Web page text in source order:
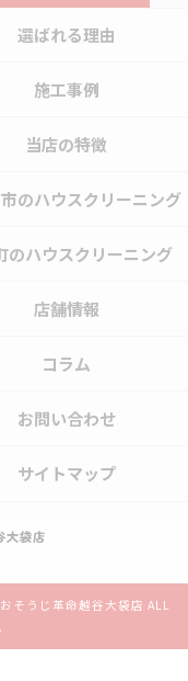
選ばれる理由
施工事例
当店の特徴
のハウスクリーニング
のハウスクリーニング
店舗情報
コラム
お問い合わせ
サイトマップ
そうじ革命越谷大袋店 ALL